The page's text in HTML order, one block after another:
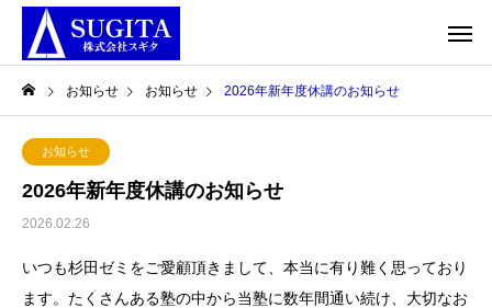
お知らせ お知らせ 2026年新年度休講のお知らせ
お知らせ
2026年新年度休講のお知らせ
2026.02.26
いつも杉田ゼミをご愛顧頂きまして、本当に有り難く思っており
ます。たくさんある塾の中から当塾に数年間通い続け、大切なお